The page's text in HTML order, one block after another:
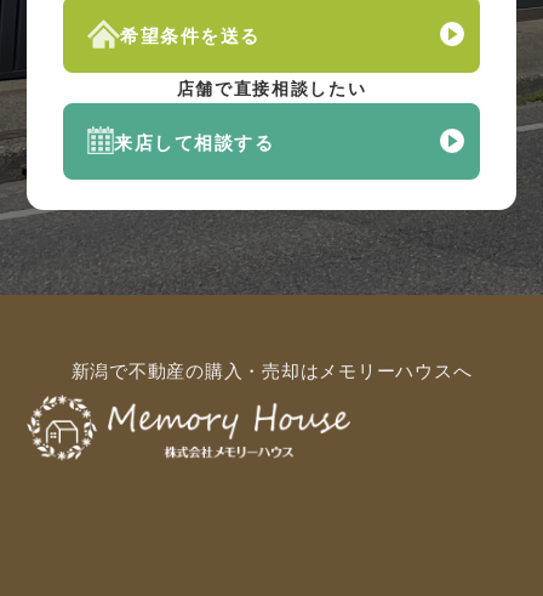
希望条件を送る
店舗で直接相談したい
来店して相談する
新潟で不動産の購入・売却はメモリーハウスへ